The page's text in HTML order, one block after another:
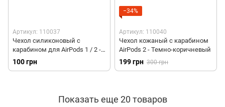
Артикул: 110037
Чехол силиконовый с
карабином для AirPods 1 / 2 -
Темно-коричневый
100 грн
−34%
Артикул: 110040
Чехол кожаный с карабином
AirPods 2 - Темно-коричневый
199 грн 300 грн
Показать еще 20 товаров